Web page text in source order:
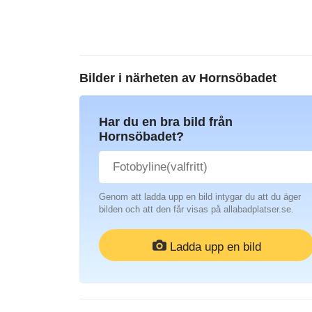
Bilder i närheten av Hornsöbadet
Har du en bra bild från
Hornsöbadet?
Genom att ladda upp en bild intygar du att du äger
bilden och att den får visas på allabadplatser.se.
Ladda upp en bild